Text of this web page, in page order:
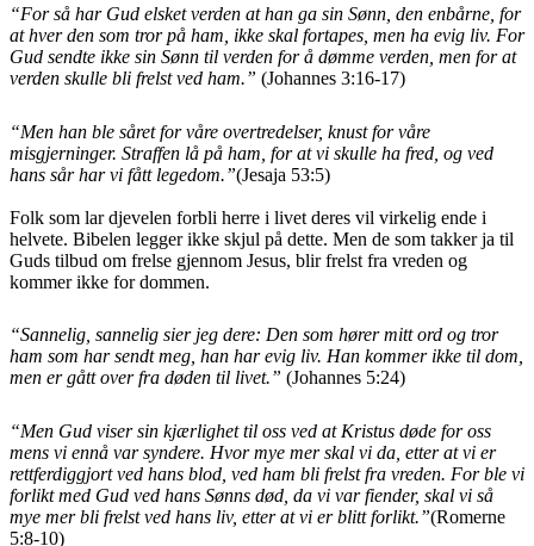
“For så har Gud elsket verden at han ga sin Sønn, den enbårne, for
at hver den som tror på ham, ikke skal fortapes, men ha evig liv. For
Gud sendte ikke sin Sønn til verden for å dømme verden, men for at
verden skulle bli frelst ved ham.” (Johannes 3:16-17)
“Men han ble såret for våre overtredelser, knust for våre
misgjerninger. Straffen lå på ham, for at vi skulle ha fred, og ved
hans sår har vi fått legedom.”(Jesaja 53:5)
Folk som lar djevelen forbli herre i livet deres vil virkelig ende i
helvete. Bibelen legger ikke skjul på dette. Men de som takker ja til
Guds tilbud om frelse gjennom Jesus, blir frelst fra vreden og
kommer ikke for dommen.
“Sannelig, sannelig sier jeg dere: Den som hører mitt ord og tror
ham som har sendt meg, han har evig liv. Han kommer ikke til dom,
men er gått over fra døden til livet.” (Johannes 5:24)
“Men Gud viser sin kjærlighet til oss ved at Kristus døde for oss
mens vi ennå var syndere. Hvor mye mer skal vi da, etter at vi er
rettferdiggjort ved hans blod, ved ham bli frelst fra vreden. For ble vi
forlikt med Gud ved hans Sønns død, da vi var fiender, skal vi så
mye mer bli frelst ved hans liv, etter at vi er blitt forlikt.”(Romerne
5:8-10)